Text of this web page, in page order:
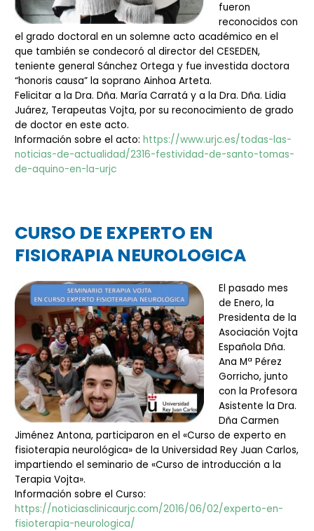
fueron
reconocidos con
el grado doctoral en un solemne acto académico en el
que también se condecoró al director del CESEDEN,
teniente general Sánchez Ortega y fue investida doctora
“honoris causa” la soprano Ainhoa Arteta.
Felicitar a la Dra. Dña. María Carratá y a la Dra. Dña. Lidia
Juárez, Terapeutas Vojta, por su reconocimiento de grado
de doctor en este acto.
Información sobre el acto:https://www.urjc.es/todas-las-
noticias-de-actualidad/2316-festividad-de-santo-tomas-
de-aquino-en-la-urjc
CURSO DE EXPERTO EN
FISIORAPIA NEUROLOGICA
El pasado mes
de Enero, la
Presidenta de la
Asociación Vojta
Española Dña.
Ana Mª Pérez
Gorricho, junto
con la Profesora
Asistente la Dra.
Dña Carmen
Jiménez Antona, participaron en el «Curso de experto en
fisioterapia neurológica» de la Universidad Rey Juan Carlos,
impartiendo el seminario de «Curso de introducción a la
Terapia Vojta».
Información sobre el Curso:
https://noticiasclinicaurjc.com/2016/06/02/experto-en-
fisioterapia-neurologica/